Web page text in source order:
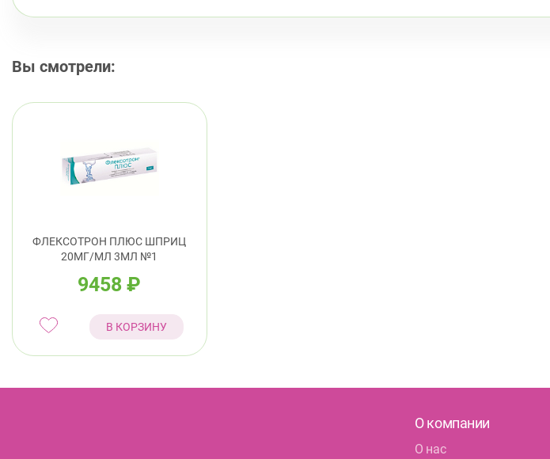
Вы смотрели:
ФЛЕКСОТРОН ПЛЮС ШПРИЦ
20МГ/МЛ 3МЛ №1
9458₽
В КОРЗИНУ
О компании
О нас